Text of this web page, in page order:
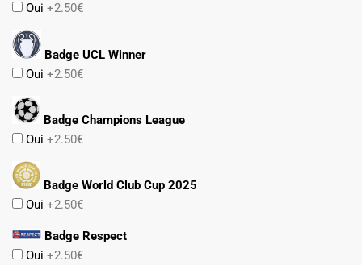
Oui +2.50€
Badge UCL Winner
Oui +2.50€
Badge Champions League
Oui +2.50€
Badge World Club Cup 2025
Oui +2.50€
Badge Respect
Oui +2.50€